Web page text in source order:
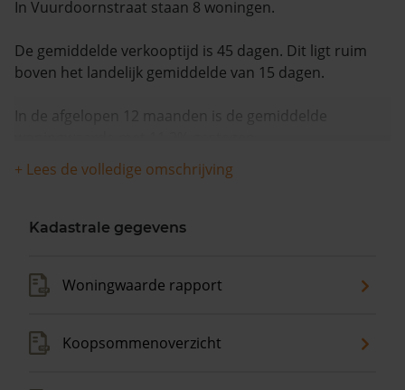
In Vuurdoornstraat staan 8 woningen.
De gemiddelde verkooptijd is 45 dagen. Dit ligt ruim
boven het landelijk gemiddelde van 15 dagen.
In de afgelopen 12 maanden is de gemiddelde
+ Lees de volledige omschrijving
Kadastrale gegevens
Woningwaarde rapport
Koopsommenoverzicht